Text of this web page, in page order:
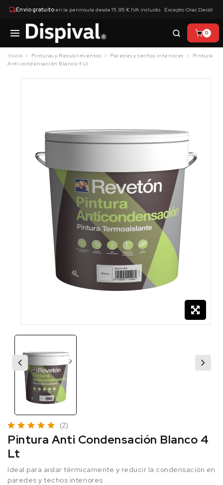
Envío gratuitoen la península desde 15,95 € IVA incluido · Excepto Orac Decor
×
0
Inicio Pinturas y Recubrimientos Paredes y techos interiores
Pintura
Anti condensación Blanco 4 Lt
(2)
Pintura Anti Condensación Blanco 4
Lt
Ideal para aislar térmicamente y reducir la condensación en
paredes y techos interiores